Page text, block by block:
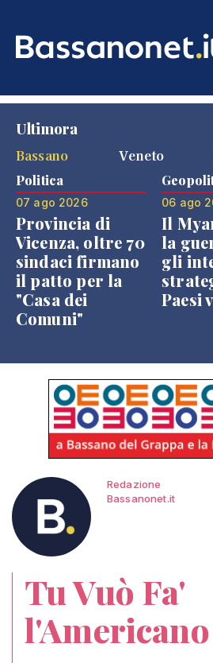
Ultimora
Bassano
Veneto
Politica
07 ago 2026
Provincia di
Vicenza, oltre 70
sindaci firmano
il patto per la
"Casa dei
Comuni"
06 ago
Il
la
gli
Paesi
Redazione
Bassanonet.it
Tu Vuò Fa'
l'Americano